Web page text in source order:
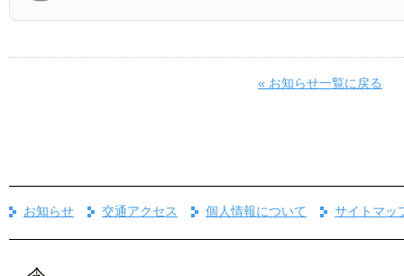
« お知らせ一覧に戻る
お知らせ 交通アクセス 個人情報について サイトマッ